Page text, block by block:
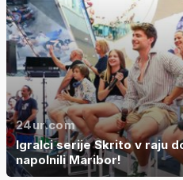
24ur.com
Igralci serije Skrito v raju
napolnili Maribor!